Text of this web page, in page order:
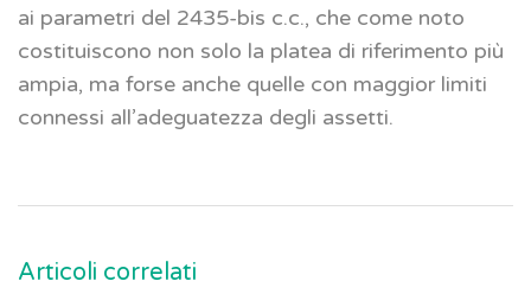
ai parametri del 2435-bis c.c., che come noto
costituiscono non solo la platea di riferimento più
ampia, ma forse anche quelle con maggior limiti
connessi all’adeguatezza degli assetti.
Articoli correlati